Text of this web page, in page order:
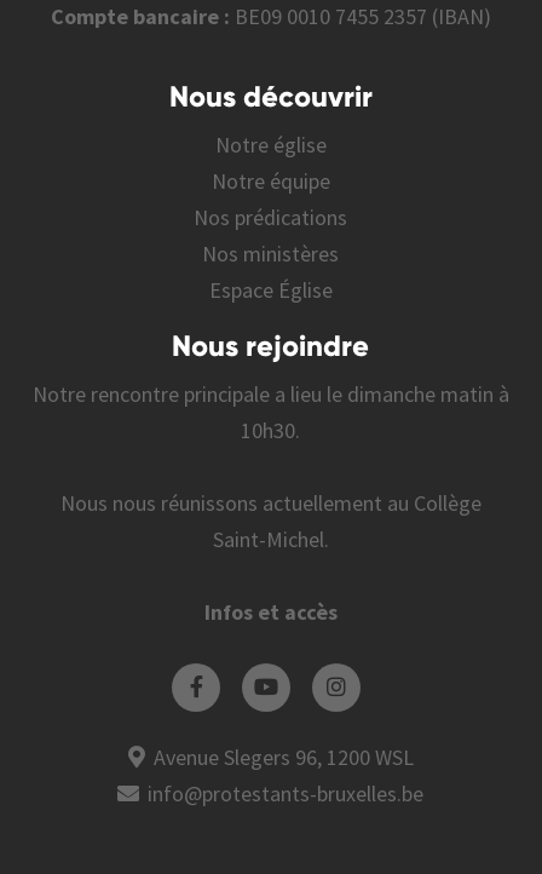
Compte bancaire : BE09 0010 7455 2357 (IBAN)
Nous découvrir
Notre église
Notre équipe
Nos prédications
Nos ministères
Espace Église
Nous rejoindre
Notre rencontre principale a lieu le dimanche matin à
10h30.
Nous nous réunissons actuellement au Collège
Saint-Michel.
Infos et accès
Avenue Slegers 96, 1200 WSL
info@protestants-bruxelles.be